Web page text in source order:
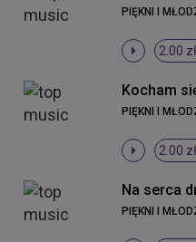
PIĘKNI I
2.00
PIĘKNI I
2.00
Na serca
PIĘKNI I